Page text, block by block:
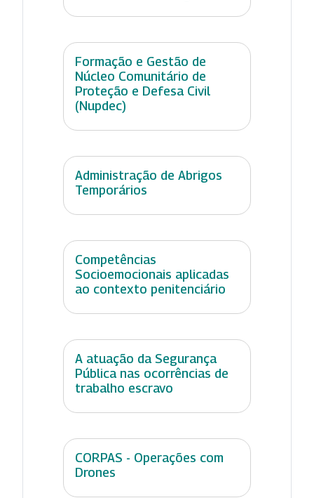
Formação e Gestão de
Núcleo Comunitário de
Proteção e Defesa Civil
(Nupdec)
Administração de Abrigos
Temporários
Competências
Socioemocionais aplicadas
ao contexto penitenciário
A atuação da Segurança
Pública nas ocorrências de
trabalho escravo
CORPAS - Operações com
Drones